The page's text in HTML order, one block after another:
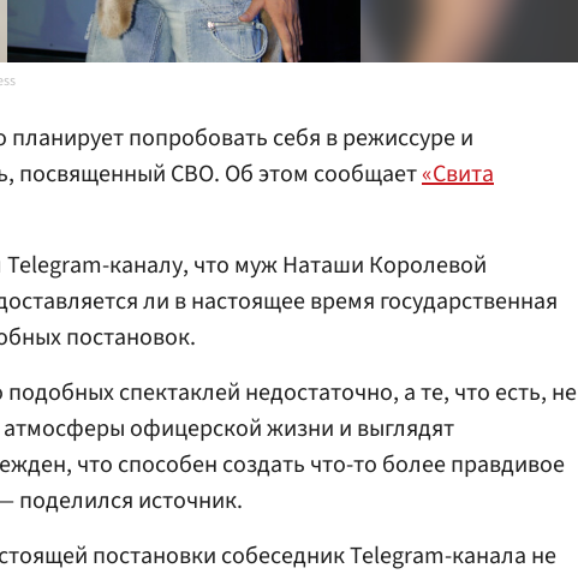
планирует попробовать себя в режиссуре и
посвященный СВО. Об этом сообщает«Свита
Telegram-каналу, что муж Наташи Королевой
ли в настоящее время государственная
постановок.
подобных спектаклей недостаточно, а те, что есть, не
офицерской жизни и выглядят
что способен создать что-то более правдивое
поделился источник.
постановки собеседник Telegram-канала не